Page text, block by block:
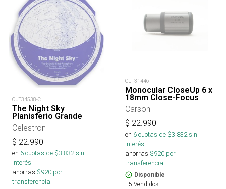
OUT34538-C
The Night Sky
Planisferio Grande
Celestron
$ 22.990
en 6cuotas de $3.832sin
interés
ahorras $920 por
transferencia.
OUT31446
Monocular CloseUp 6 x
18mm Close-Focus
Carson
$ 22.990
en 6cuotas de $3.832sin
interés
ahorras $920 por
transferencia.
Disponible
+5 Vendidos